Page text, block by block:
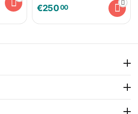
€25000